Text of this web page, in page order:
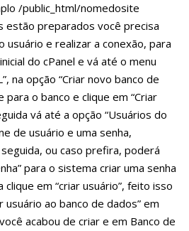
/public_html/nomedosite
estão preparados você precisa
usuário e realizar a conexão, para
do cPanel e vá até o menu
na opção “Criar novo banco de
para o banco e clique em “Criar
vá até a opção “Usuários do
de usuário e uma senha,
ou caso prefira, poderá
para o sistema criar uma senha
em “criar usuário”, feito isso
usuário ao banco de dados” em
acabou de criar e em Banco de